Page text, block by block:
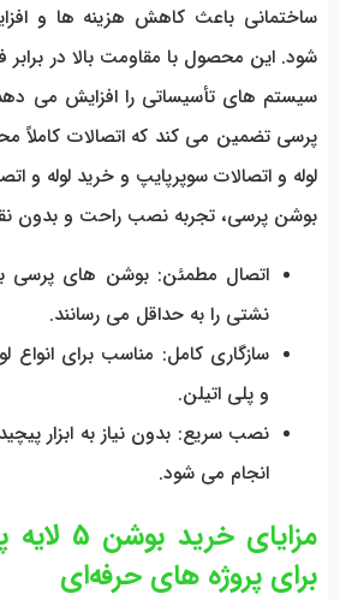
ساختمانی باعث کاهش هزینه‌ ها و
شود. این محصول با مقاومت بالا در
سیستم‌ های تأسیساتی را افزایش می
پرسی تضمین می کند که اتصالات کاملاً
لوله و اتصالات سوپرپایپ و خرید لوله و
بوشن پرسی، تجربه نصب راحت و بدون
اتصال مطمئن: بوشن‌ های پرسی با
نشتی را به حداقل می رسانند.
سازگاری کامل: مناسب برای انواع
و پلی اتیلن.
نصب سریع: بدون نیاز به ابزار
انجام می شود.
مزایای
برای پروژه‌ های حرفه‌ای